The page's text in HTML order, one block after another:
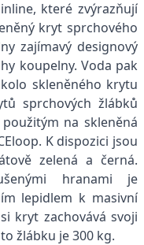
které zvýrazňují
kryt sprchového
zajímavý designový
koupelny. Voda pak
skleněného krytu
sprchových žlábků
na skleněná
K dispozici jsou
zelená a černá.
hranami je
lepidlem k masivní
kryt zachovává svoji
žlábku je 300 kg.